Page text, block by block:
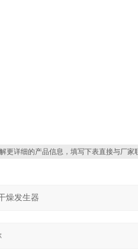
更详细的产品信息，填写下表直接与厂家